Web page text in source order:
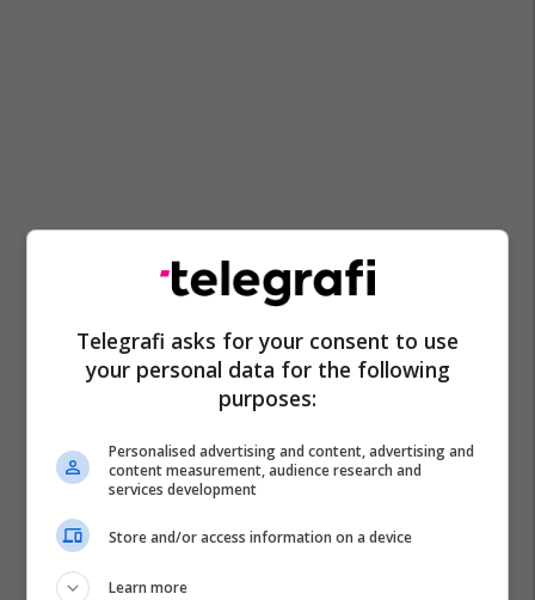
Telegrafi asks for your consent to use
your personal data for the following
purposes:
Personalised advertising and content, advertising and
content measurement, audience research and
services development
Store and/or access information on a device
Learn more